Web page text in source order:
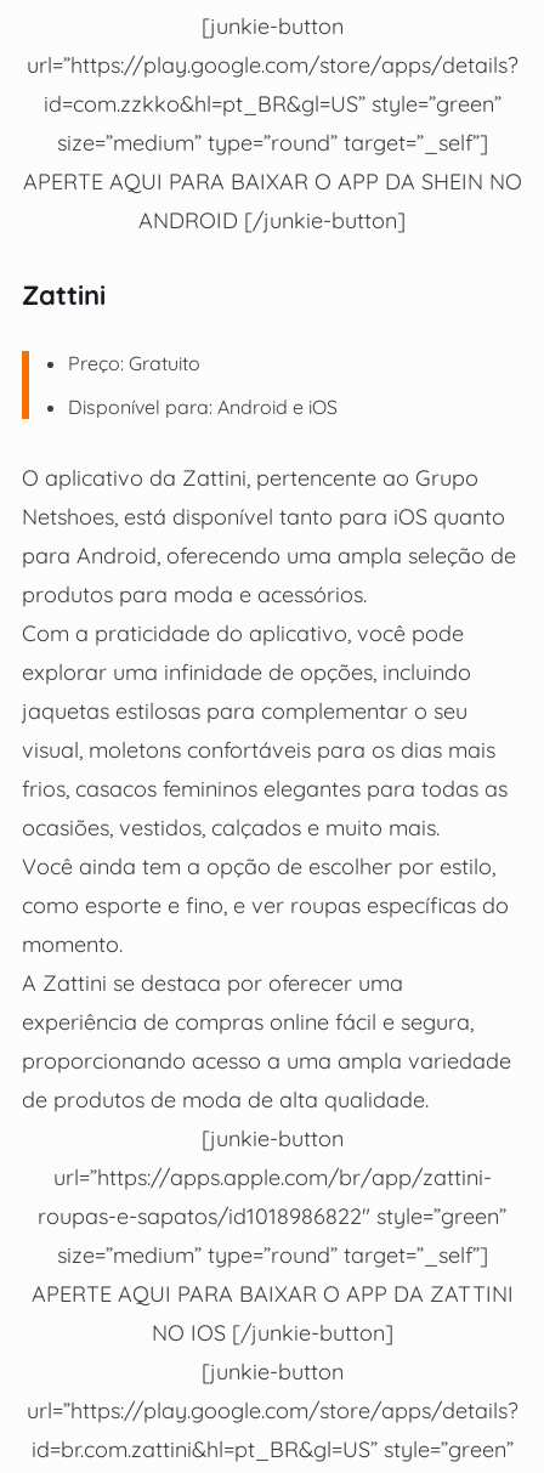
[junkie-button
url=”https://play.google.com/store/apps/details?
id=com.zzkko&hl=pt_BR&gl=US” style=”green”
size=”medium” type=”round” target=”_self”]
APERTE AQUI PARA BAIXAR O APP DA SHEIN NO
ANDROID [/junkie-button]
Zattini
Preço: Gratuito
Disponível para: Android e iOS
O aplicativo da Zattini, pertencente ao Grupo
Netshoes, está disponível tanto para iOS quanto
para Android, oferecendo uma ampla seleção de
produtos para moda e acessórios.
Com a praticidade do aplicativo, você pode
explorar uma infinidade de opções, incluindo
jaquetas estilosas para complementar o seu
visual, moletons confortáveis para os dias mais
frios, casacos femininos elegantes para todas as
ocasiões, vestidos, calçados e muito mais.
Você ainda tem a opção de escolher por estilo,
como esporte e fino, e ver roupas específicas do
momento.
A Zattini se destaca por oferecer uma
experiência de compras online fácil e segura,
proporcionando acesso a uma ampla variedade
de produtos de moda de alta qualidade.
[junkie-button
url=”https://apps.apple.com/br/app/zattini-
roupas-e-sapatos/id1018986822″ style=”green”
size=”medium” type=”round” target=”_self”]
APERTE AQUI PARA BAIXAR O APP DA ZATTINI
NO IOS [/junkie-button]
[junkie-button
url=”https://play.google.com/store/apps/details?
id=br.com.zattini&hl=pt_BR&gl=US” style=”green”